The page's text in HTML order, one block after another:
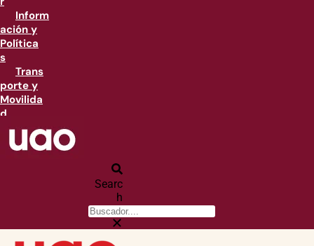
Inform
ación y
Política
s
Trans
porte y
Movilida
d
Searc
h